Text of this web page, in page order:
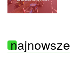
najnowsze